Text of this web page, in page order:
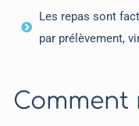
Les repas sont
par prélèvement,